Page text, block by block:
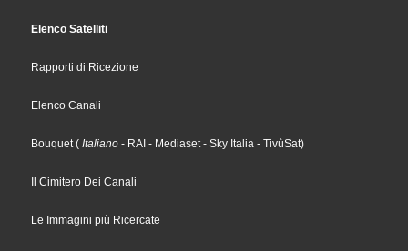
Elenco Satelliti
Rapporti di Ricezione
Elenco Canali
Bouquet( Italiano - RAI - Mediaset- Sky Italia - TivùSat)
Il Cimitero Dei Canali
Le Immagini più Ricercate